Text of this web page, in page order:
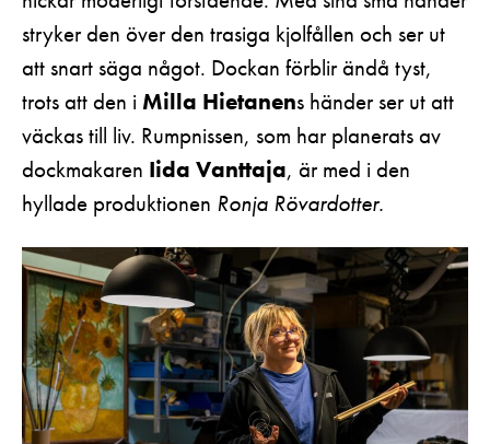
Kontaktuppgifter
Press
Jobba hos oss
Nyhetsbrev
Svenska Teatern Live
stryker den över den trasiga kjolfållen och ser ut
att snart säga något. Dockan förblir ändå tyst,
trots att den i Milla Hietanens händer ser ut att
väckas till liv. Rumpnissen, som har planerats av
dockmakaren Iida Vanttaja, är med i den
hyllade produktionen Ronja Rövardotter.